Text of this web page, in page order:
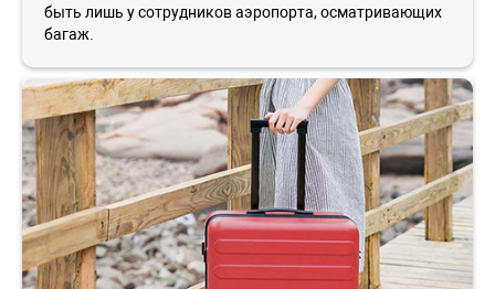
быть лишь у сотрудников аэропорта, осматривающих
багаж.